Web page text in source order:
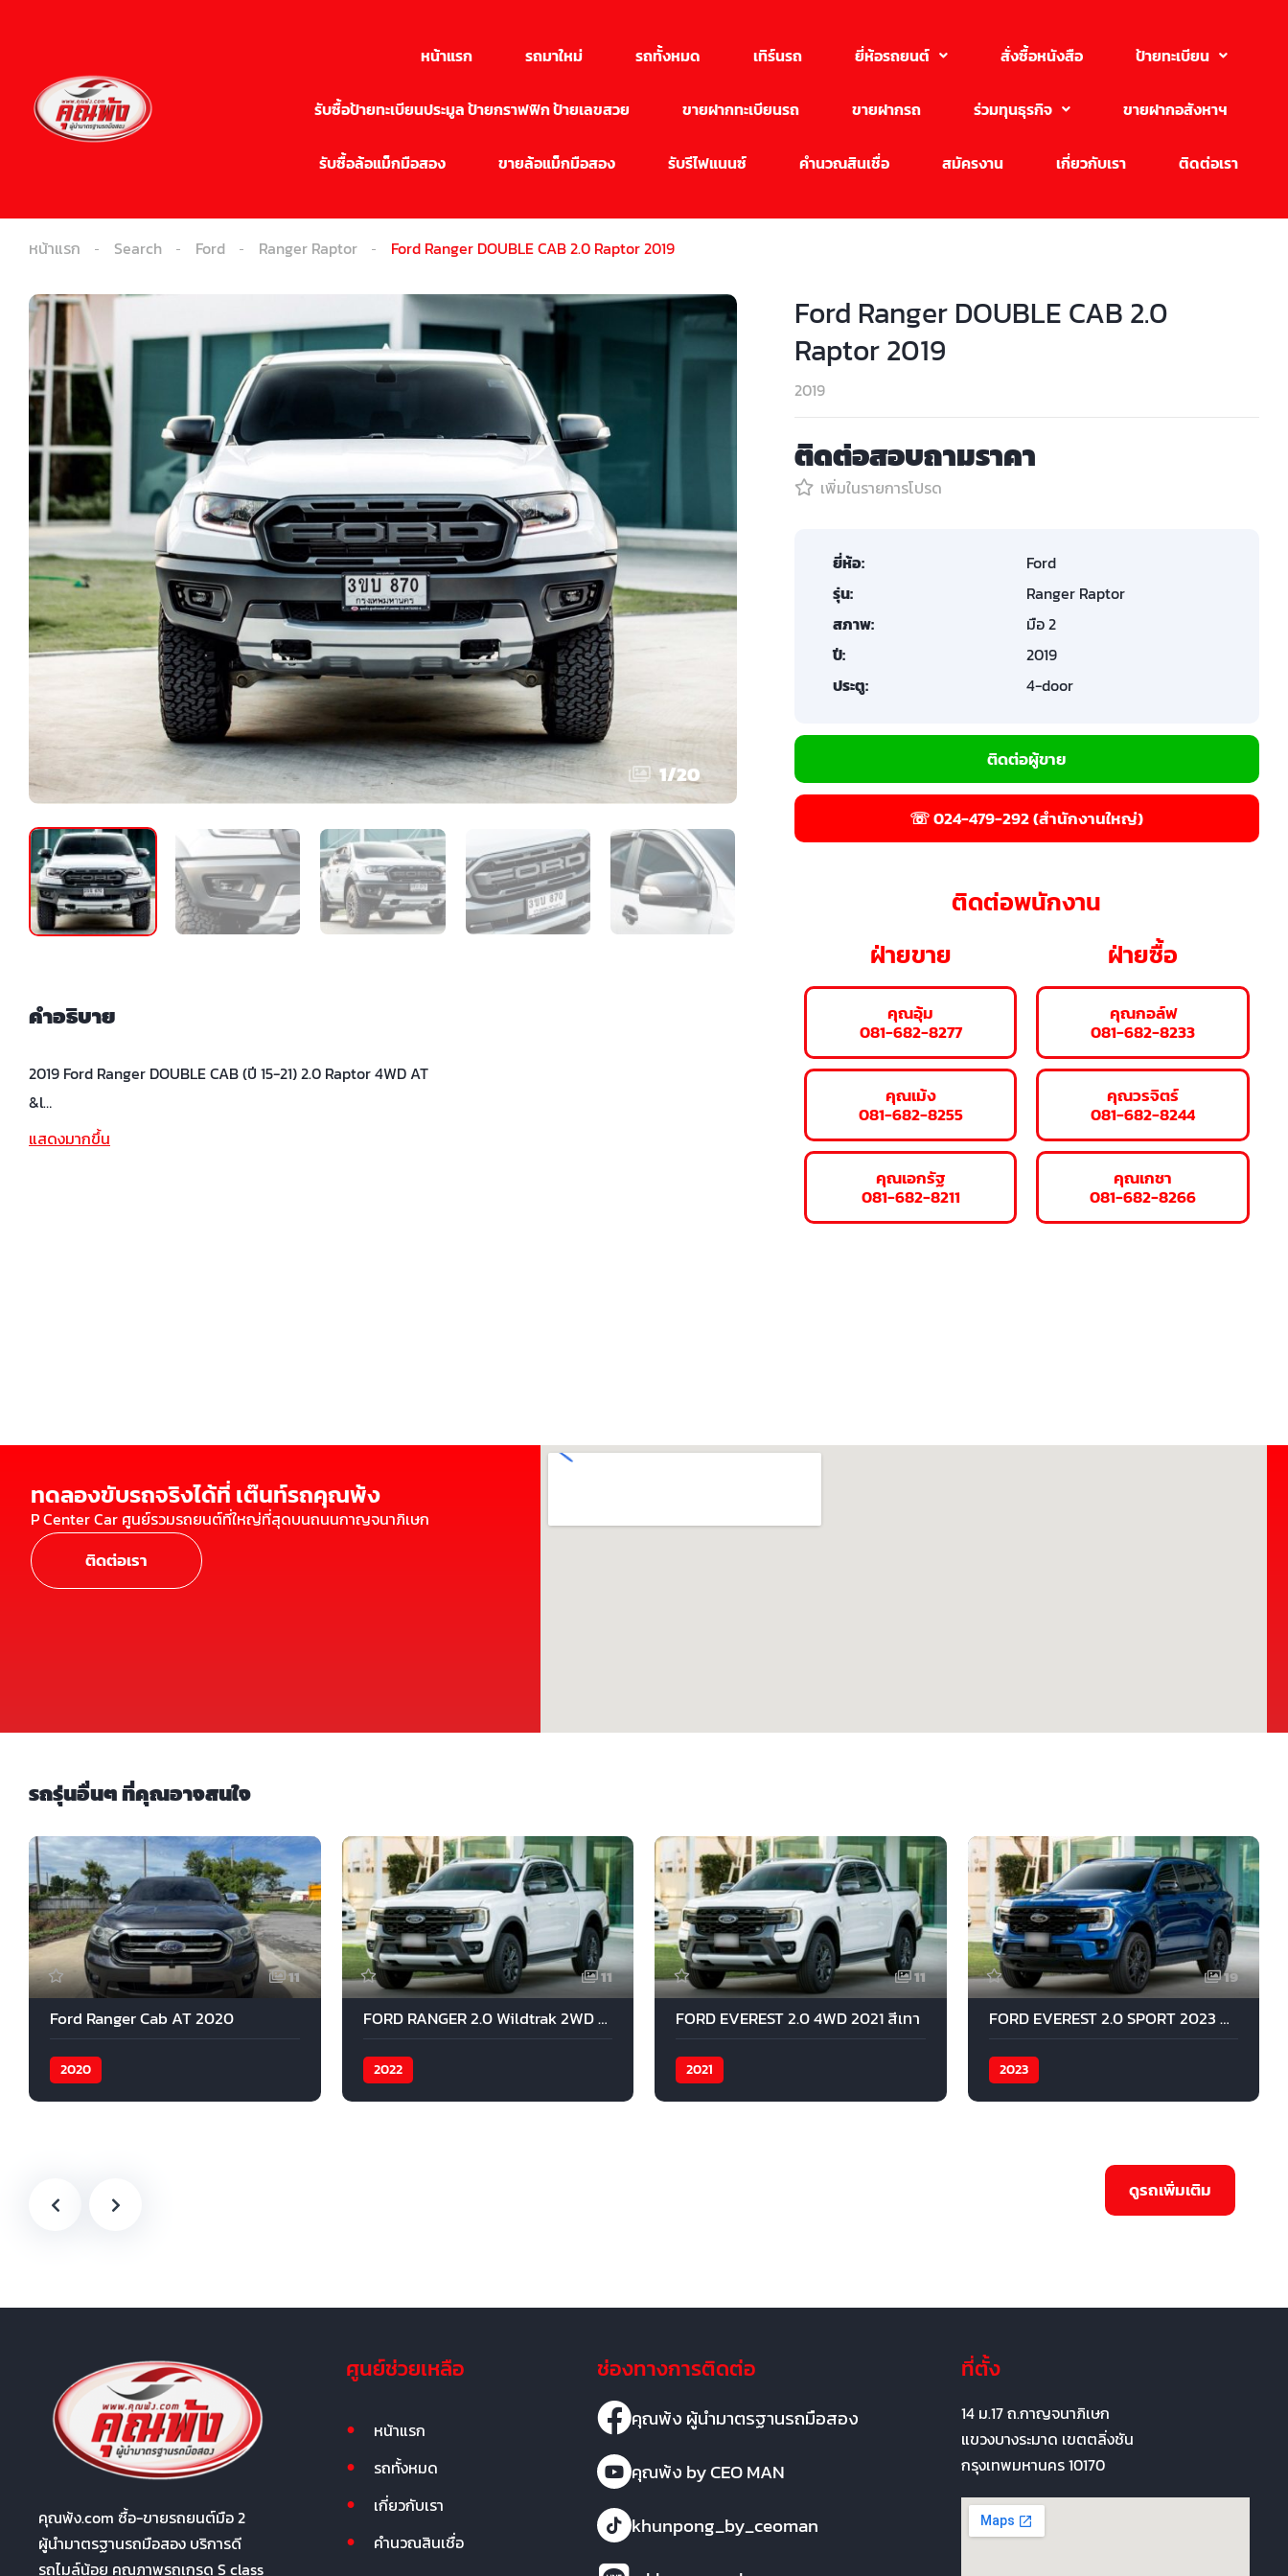
หน้าแรก รถมาใหม่ รถทั้งหมด เทิร์นรถ ยี่ห้อรถยนต์ สั่งซื้อหนังสือ ป้ายทะเบียน
รับซื้อป้ายทะเบียนประมูล ป้ายกราฟฟิก ป้ายเลขสวย ขายฝากทะเบียนรถ ขายฝากรถ ร่วมทุนธุรกิจ ขายฝากอสังหาฯ
รับซื้อล้อแม็กมือสอง ขายล้อแม็กมือสอง รับรีไฟแนนซ์ คำนวณสินเชื่อ สมัครงาน เกี่ยวกับเรา ติดต่อเรา
หน้าแรก Search Ford Ranger Raptor Ford Ranger DOUBLE CAB 2.0 Raptor 2019
1/20
คำอธิบาย
2019 Ford Ranger DOUBLE CAB (ปี 15-21) 2.0 Raptor 4WD AT
&l…
แสดงมากขึ้น
Ford Ranger DOUBLE CAB 2.0
Raptor 2019
2019
ติดต่อสอบถามราคา
เพิ่มในรายการโปรด
ยี่ห้อ:
Ford
รุ่น:
Ranger Raptor
สภาพ:
มือ 2
ปี:
2019
ประตู:
4-door
ติดต่อผู้ขาย
☏ 024-479-292 (สำนักงานใหญ่)
ติดต่อพนักงาน
ฝ่ายขาย
คุณอุ้ม
081-682-8277
คุณเม้ง
081-682-8255
คุณเอกรัฐ
081-682-8211
ฝ่ายซื้อ
คุณกอล์ฟ
081-682-8233
คุณวรจิตร์
081-682-8244
คุณเกชา
081-682-8266
ทดลองขับรถจริงได้ที่ เต๊นท์รถคุณพ้ง
P Center Car ศูนย์รวมรถยนต์ที่ใหญ่ที่สุดบนถนนกาญจนาภิเษก
ติดต่อเรา
รถรุ่นอื่นๆ ที่คุณอาจสนใจ
11
Ford Ranger Cab AT 2020
2020
11
FORD RANGER 2.0 Wildtrak 2WD 2022 สีขาว
2022
11
FORD EVEREST 2.0 4WD 2021 สีเทา
2021
19
FORD EVEREST 2.0 SPORT 2023 สีนํ้าเงิน
2023
คุณพ้ง.com ซื้อ-ขายรถยนต์มือ 2
ผู้นำมาตรฐานรถมือสอง บริการดี
รถไมล์น้อย คุณภาพรถเกรด S class
ศูนย์ช่วยเหลือ
หน้าแรก
รถทั้งหมด
เกี่ยวกับเรา
คำนวณสินเชื่อ
ช่องทางการติดต่อ
คุณพ้ง ผู้นำมาตรฐานรถมือสอง
คุณพ้ง by CEO MAN
khunpong_by_ceoman
ที่ตั้ง
14 ม.17 ถ.กาญจนาภิเษก
แขวงบางระมาด เขตตลิ่งชัน
กรุงเทพมหานคร 10170